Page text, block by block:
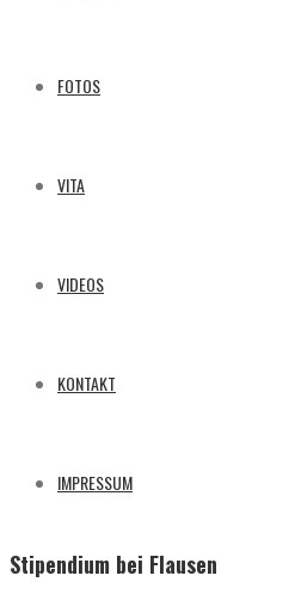
FOTOS
VITA
VIDEOS
KONTAKT
IMPRESSUM
Stipendium bei Flausen